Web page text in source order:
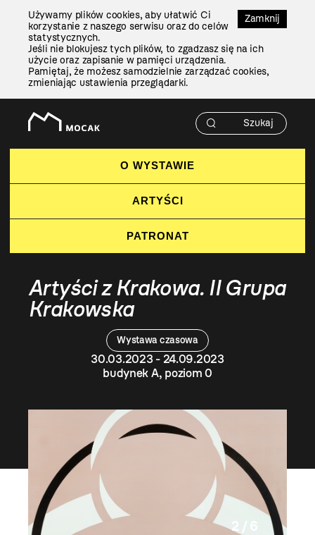
Zamknij
Używamy plików cookies, aby ułatwić Ci
korzystanie z naszego serwisu oraz do celów
statystycznych.
Jeśli nie blokujesz tych plików, to zgadzasz się na ich
użycie oraz zapisanie w pamięci urządzenia.
Pamiętaj, że możesz samodzielnie zarządzać cookies,
zmieniając ustawienia przeglądarki.
O WYSTAWIE
ARTYŚCI
PATRONAT
Wystawa czasowa
30.03.2023 - 24.09.2023
budynek A, poziom 0
Artyści z Krakowa. II Grupa
Krakowska
2 / 6